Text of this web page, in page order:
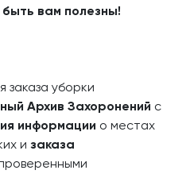
вам полезны!
заказа уборки
Архив Захоронений с
информации о местах
и заказа